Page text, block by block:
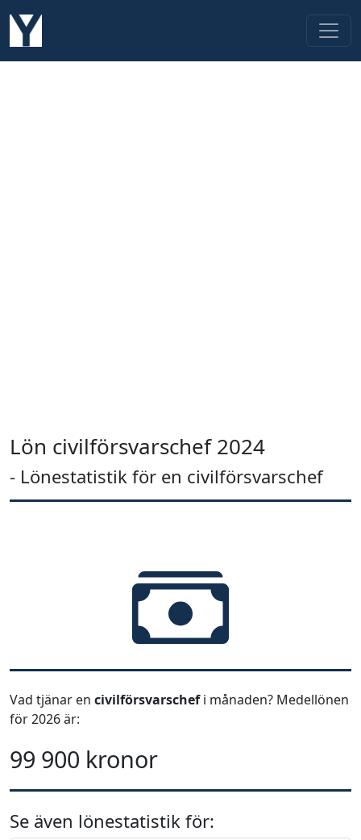
Lön civilförsvarschef 2024
- Lönestatistik för en civilförsvarschef
Vad tjänar en civilförsvarschefi månaden? Medellönen
för 2026 är:
99 900 kronor
Se även lönestatistik för: